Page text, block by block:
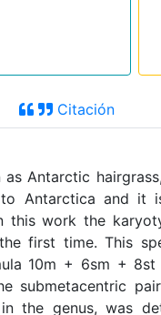
Citación
Antarctic
Antarctica and it
this work the
first time. This
10m + 6sm + 8st
the genus, was